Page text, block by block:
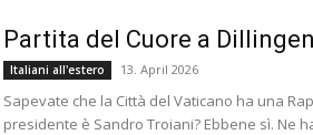
Partita del Cuore a Dillingen
Italiani all'estero 13. April 2026
Sapevate che la Città del Vaticano ha una
presidente è Sandro Troiani? Ebbene sì. Ne